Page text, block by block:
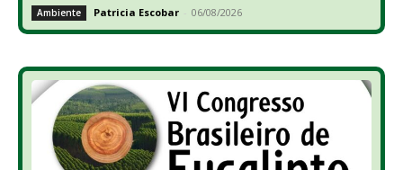
Ambiente Patricia Escobar - 06/08/2026